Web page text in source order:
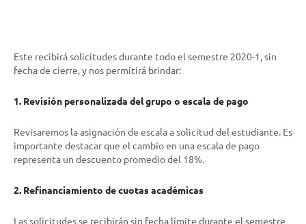
Este recibirá solicitudes durante todo el semestre 2020-1, sin
fecha de cierre, y nos permitirá brindar:
1. Revisión personalizada del grupo o escala de pago
Revisaremos la asignación de escala a solicitud del estudiante. Es
importante destacar que el cambio en una escala de pago
representa un descuento promedio del 18%.
2. Refinanciamiento de cuotas académicas
Las solicitudes se recibirán sin fecha límite durante el semestre